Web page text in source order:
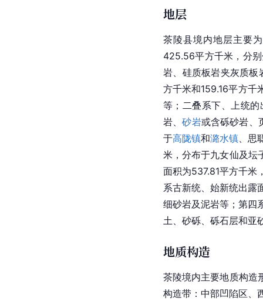
地层
茶陵县境内地层主要
425.56平方千米，分
岩、 硅质板岩夹灰质板
方千米和159.16平方千
等；二叠系下、上统
岩、砂岩或含砾砂岩、
于高陇镇和潞水镇、思
米，分布于九女仙及坛
面积为537.81平方千米
系古新统、始新统出露
细砂岩及泥岩等；第四
土、砂砾、 砾石层和亚
地质构造
茶陵境内主要地质构造
构造带：中部凹陷区、